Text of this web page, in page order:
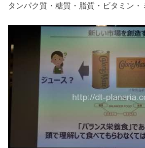
タンパク質・糖質・脂質・ビタミン・